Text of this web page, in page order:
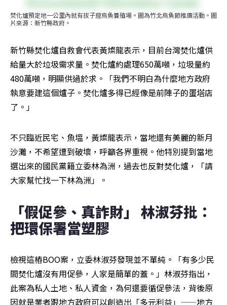
焚化爐預定地一公里內就有拔子窟烏魚養殖場。圖為竹北烏魚節推廣活動。圖
片來源：新竹縣政府。
新竹縣焚化爐自救會代表黃燦龍表示，目前台灣焚化爐供
給量大於垃圾需求量。焚化爐約處理650萬噸，垃圾量約
480萬噸，明顯供過於求。「我們不明白為什麼地方政府
執意要建這個爐子。焚化爐多得已經像是前陣子的蛋塔店
了。」
不只臨近民宅、魚塭，黃燦龍表示，當地還有美麗的新月
沙灘，不希望遭到破壞，呼籲各界重視。他特別提到當地
選出來的國民黨籍立委林為洲，過去也反對焚化爐，「請
大家幫忙找一下林為洲」。
「假促參、真詐財」 林淑芬批：
把環保署當塑膠
檢視這樁BOO案，立委林淑芬發現並不單純。「有多少民
間焚化爐沒有用促參，人家是簡單的蓋。」林淑芬指出，
此案為私人土地、私人資金，為何還要循促參法，背後原
因就是業者跟地方政府可以創造出「多元利益」——地方